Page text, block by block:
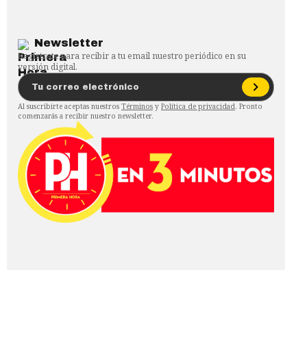
Newsletter
Regístrate para recibir a tu email nuestro periódico en su
versión digital.
Al suscribirte aceptas nuestros Términos y Política de privacidad. Pronto
comenzarás a recibir nuestro newsletter.